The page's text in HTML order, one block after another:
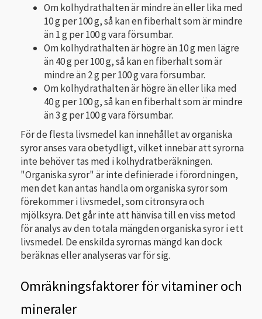
Om kolhydrathalten är mindre än eller lika med
10 g per 100 g, så kan en fiberhalt som är mindre
än 1 g per 100 g vara försumbar.
Om kolhydrathalten är högre än 10 g men lägre
än 40 g per 100 g, så kan en fiberhalt som är
mindre än 2 g per 100 g vara försumbar.
Om kolhydrathalten är högre än eller lika med
40 g per 100 g, så kan en fiberhalt som är mindre
än 3 g per 100 g vara försumbar.
För de flesta livsmedel kan innehållet av organiska
syror anses vara obetydligt, vilket innebär att syrorna
inte behöver tas med i kolhydratberäkningen.
"Organiska syror" är inte definierade i förordningen,
men det kan antas handla om organiska syror som
förekommer i livsmedel, som citronsyra och
mjölksyra. Det går inte att hänvisa till en viss metod
för analys av den totala mängden organiska syror i ett
livsmedel. De enskilda syrornas mängd kan dock
beräknas eller analyseras var för sig.
Omräkningsfaktorer för vitaminer och
mineraler